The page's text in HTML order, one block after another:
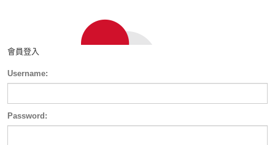
會員登入
Username:
Password: